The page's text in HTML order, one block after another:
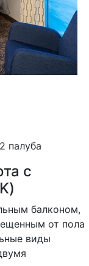
палуба
с
балконом,
от пола
виды